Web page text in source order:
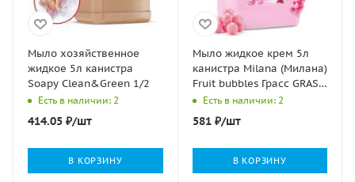
Мыло хозяйственное
жидкое 5л канистра
Soapy Clean&Green 1/2
Есть в наличии: 2
414.05 ₽/шт
В КОРЗИНУ
Мыло жидкое крем 5л
канистра Milana (Милана)
Fruit bubbles Грасс GRASS
1/4Есть в наличии: 2
581₽/шт
В КОРЗИНУ